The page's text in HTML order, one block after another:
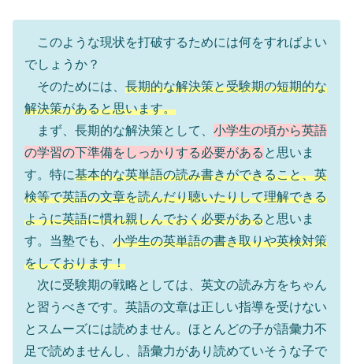
このような現状を打破するためには何をすればよい
でしょうか？
そのためには、 長期的な解決策と受験期の短期的な
解決策があると思います。
まず、長期的な解決策として、 小学生の頃から英語
の学習の下準備をしっかりする必要がある と思いま
す。特に基本的な英単語の読み書きができること、英
検等で英語の文章を読んだり聴いたりして理解できる
ように英語に慣れ親しんでおく必要があると思いま
す。当塾でも、 小学生の英単語の書き取りや英検対策
をしております！
次に受験期の戦略としては、英文の読み方をちゃん
と習うべきです。英語の文章は正しい指導を受けない
とスムーズには読めません。ほとんどの子が語彙力不
足で読めませんし、語彙力があり読めていそうな子で